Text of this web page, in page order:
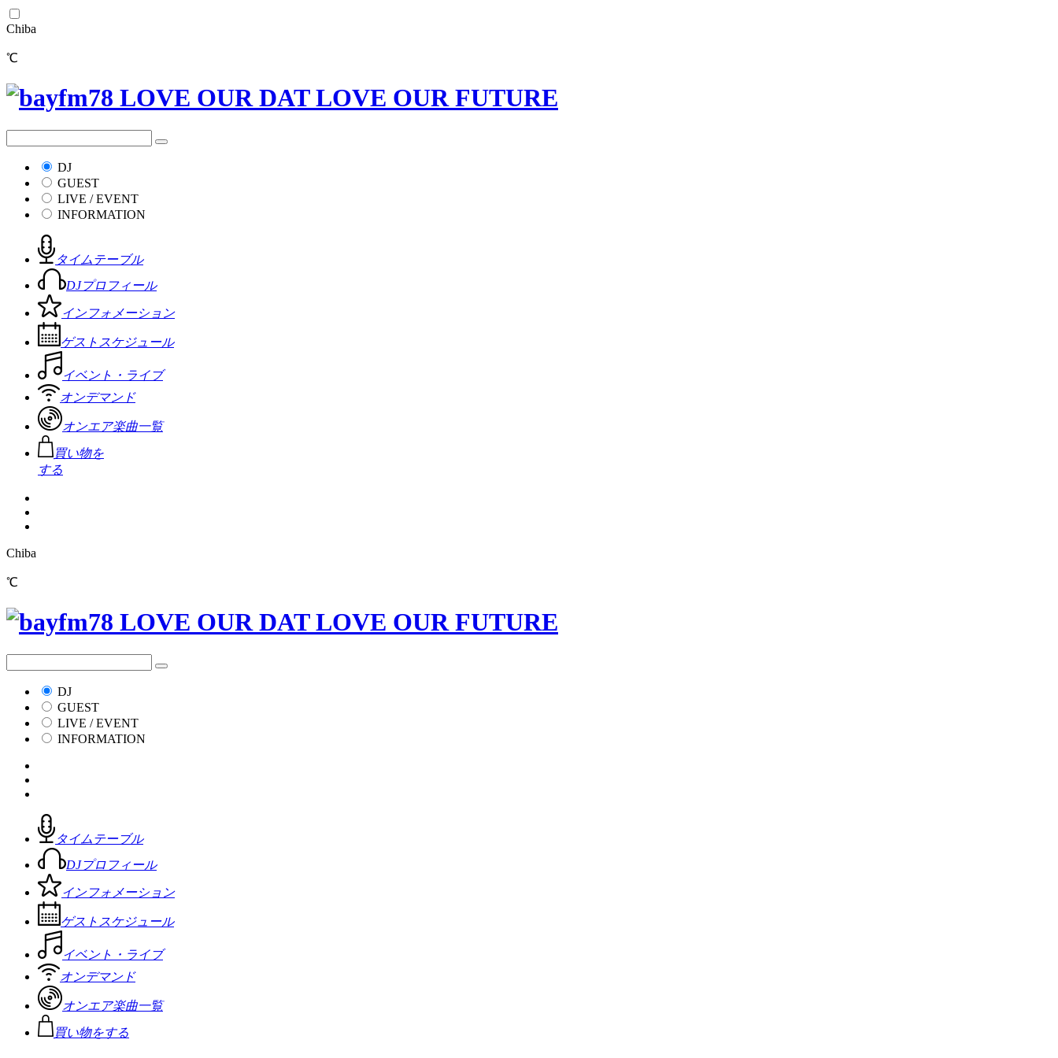
Chiba
℃
DJ
GUEST
LIVE / EVENT
INFORMATION
タイムテーブル
DJプロフィール
インフォメーション
ゲストスケジュール
イベント・ライブ
オンデマンド
オンエア楽曲一覧
買い物を
する
Chiba
℃
DJ
GUEST
LIVE / EVENT
INFORMATION
タイムテーブル
DJプロフィール
インフォメーション
ゲストスケジュール
イベント・ライブ
オンデマンド
オンエア楽曲一覧
買い物をする